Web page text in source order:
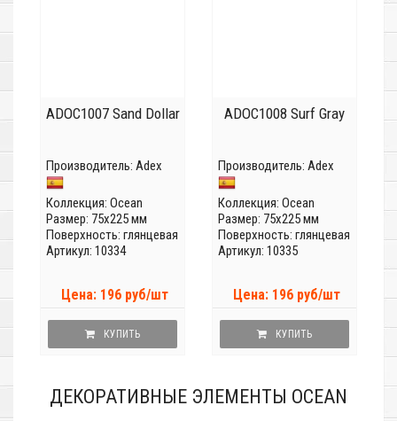
ADOC1007 Sand Dollar
Производитель: Adex
Коллекция: Ocean
Размер: 75x225 мм
Поверхность: глянцевая
Артикул: 10334
Цена: 196 руб/шт
КУПИТЬ
ADOC1008 Surf Gray
Производитель: Adex
Коллекция: Ocean
Размер: 75x225 мм
Поверхность: глянцевая
Артикул: 10335
Цена: 196 руб/шт
КУПИТЬ
ДЕКОРАТИВНЫЕ ЭЛЕМЕНТЫ OCEAN